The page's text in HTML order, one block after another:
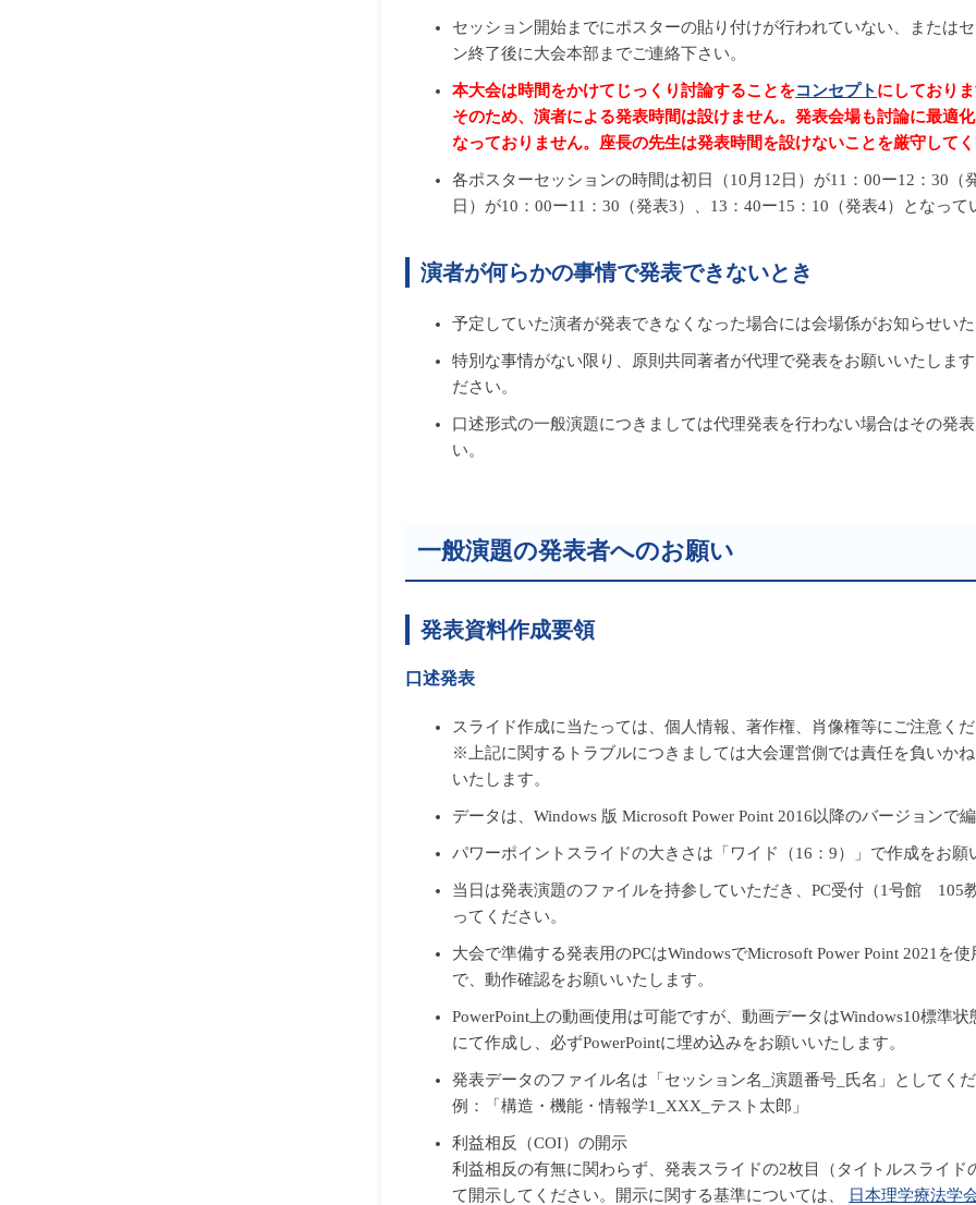
セッション開始までにポスターの貼り付けが行われていない、または
ン終了後に大会本部までご連絡下さい。
本大会は時間をかけてじっくり討論することをコンセプト にしておりま
そのため、演者による発表時間は設けません。発表会場も討論に最適
なっておりません。座長の先生は発表時間を設けないことを厳守してく
各ポスターセッションの時間は初日（10月12日）が11：00ー12：30（
日）が10：00ー11：30（発表3）、13：40ー15：10（発表4）となって
演者が何らかの事情で発表できないとき
予定していた演者が発表できなくなった場合には会場係がお知らせいた
特別な事情がない限り、原則共同著者が代理で発表をお願いいたしま
ださい。
口述形式の一般演題につきましては代理発表を行わない場合はその発
い。
一般演題の発表者へのお願い
発表資料作成要領
口述発表
スライド作成に当たっては、個人情報、著作権、肖像権等にご注意くだ
※上記に関するトラブルにつきましては大会運営側では責任を負いか
いたします。
データは、Windows 版 Microsoft Power Point 2016以降のバージョンで
パワーポイントスライドの大きさは「ワイド（16：9）」で作成をお願
当日は発表演題のファイルを持参していただき、PC受付（1号館 105
ってください。
大会で準備する発表用のPCはWindowsでMicrosoft Power Point 2021を
で、動作確認をお願いいたします。
PowerPoint上の動画使用は可能ですが、動画データはWindows10標準
にて作成し、必ずPowerPointに埋め込みをお願いいたします。
発表データのファイル名は「セッション名_演題番号_氏名」としてくだ
例：「構造・機能・情報学1_XXX_テスト太郎」
利益相反（COI）の開示
利益相反の有無に関わらず、発表スライドの2枚目（タイトルスライ
て開示してください。開示に関する基準については、
日本理学療法学